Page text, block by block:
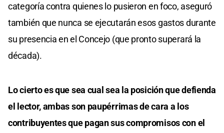
categoría contra quienes lo pusieron en foco, aseguró
también que nunca se ejecutarán esos gastos durante
su presencia en el Concejo (que pronto superará la
década).
Lo cierto es que sea cual sea la posición que defienda
el lector, ambas son paupérrimas de cara a los
contribuyentes que pagan sus compromisos con el